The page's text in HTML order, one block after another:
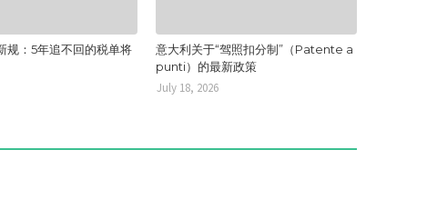
规：5年追不回的税单将
意大利关于“驾照扣分制”（Patente a
punti）的最新政策
July 18, 2026